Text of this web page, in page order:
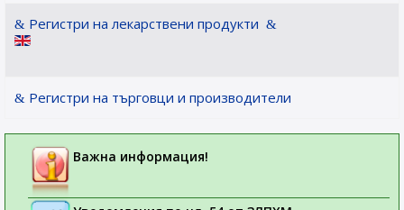
Регистри на лекарствени продукти
Регистри на търговци и производители
Важна информация!